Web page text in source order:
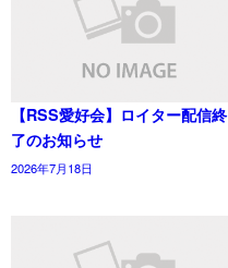
【RSS愛好会】ロイター配信終
了のお知らせ
2026年7月18日